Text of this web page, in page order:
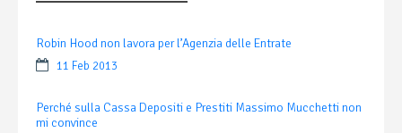
Robin Hood non lavora per l’Agenzia delle Entrate
11 Feb 2013
Perché sulla Cassa Depositi e Prestiti Massimo Mucchetti non
mi convince